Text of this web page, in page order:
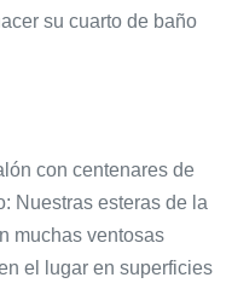
su cuarto de baño
con centenares de
Nuestras esteras de la
muchas ventosas
el lugar en superficies